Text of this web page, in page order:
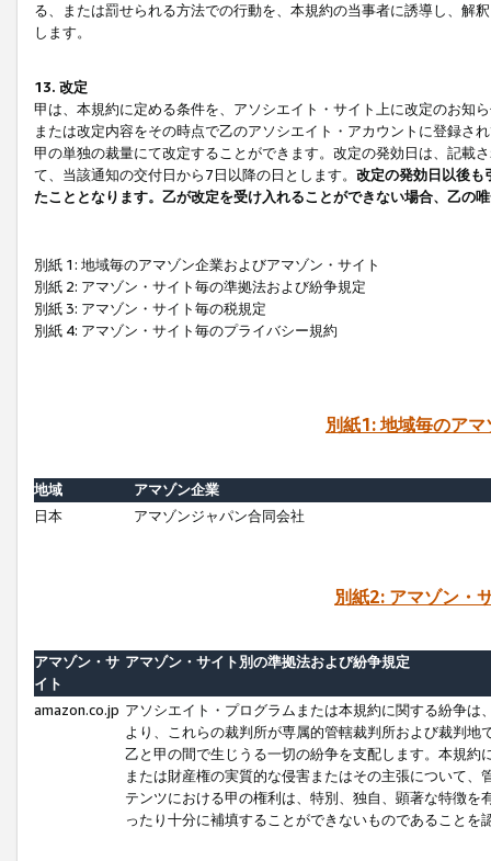
る、または罰せられる方法での行動を、本規約の当事者に誘導し、解
します。
13. 改定
甲は、本規約に定める条件を、アソシエイト・サイト上に改定のお知
または改定内容をその時点で乙のアソシエイト・アカウントに登録さ
甲の単独の裁量にて改定することができます。改定の発効日は、記載
て、当該通知の交付日から7日以降の日とします。 改定の発効日以後も
たこととなります。乙が改定を受け入れることができない場合、乙の
別紙 1: 地域毎のアマゾン企業およびアマゾン・サイト
別紙 2: アマゾン・サイト毎の準拠法および紛争規定
別紙 3: アマゾン・サイト毎の税規定
別紙 4: アマゾン・サイト毎のプライバシー規約
別紙1: 地域毎のア
地域
アマゾン企業
日本
アマゾンジャパン合同会社
別紙2: アマゾン・
アマゾン・サ
イト
アマゾン・サイト別の準拠法および紛争規定
amazon.co.jp アソシエイト・プログラムまたは本規約に関する紛争
より、これらの裁判所が専属的管轄裁判所および裁判
乙と甲の間で生じうる一切の紛争を支配します。本規
または財産権の実質的な侵害またはその主張について
テンツにおける甲の権利は、特別、独自、顕著な特徴
ったり十分に補填することができないものであることを